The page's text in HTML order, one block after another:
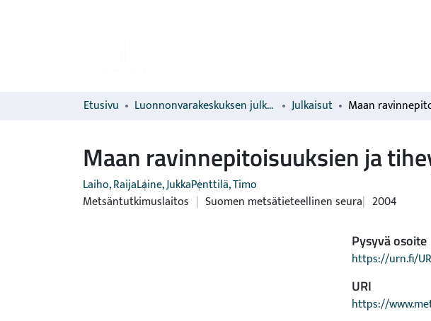
Etusivu Luonnonvarakeskuksen julkaisut Julkaisut
Maan ravinnepitoisuuksien ja
Laiho, RaijaLaine, JukkaPenttilä, Timo
Metsäntutkimuslaitos | Suomen metsätieteellinen seura 2004
Pysyvä osoite
https://urn.fi/
URI
https://